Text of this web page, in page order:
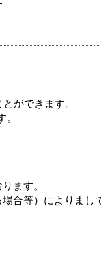
ができます。
ます。
合等）によりまし